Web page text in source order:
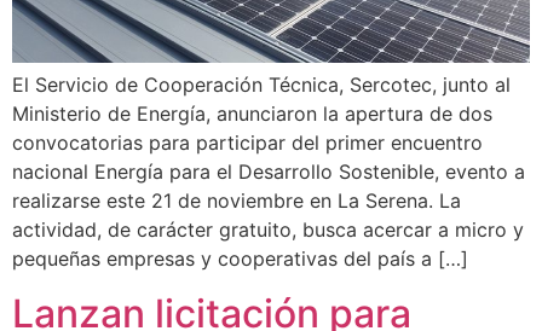
El Servicio de Cooperación Técnica, Sercotec, junto al
Ministerio de Energía, anunciaron la apertura de dos
convocatorias para participar del primer encuentro
nacional Energía para el Desarrollo Sostenible, evento a
realizarse este 21 de noviembre en La Serena. La
actividad, de carácter gratuito, busca acercar a micro y
pequeñas empresas y cooperativas del país a […]
Lanzan licitación para